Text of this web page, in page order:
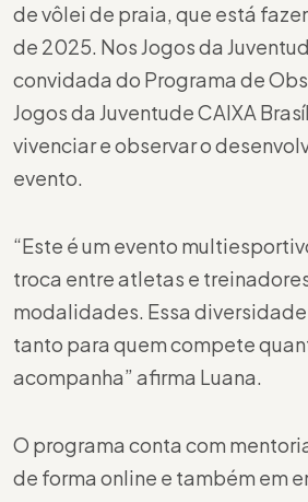
de vôlei de praia, que está
de 2025. Nos Jogos da
convidada do Programa de
Jogos da Juventude CAIXA
vivenciar e observar o
evento.
“Este é um evento
troca entre atletas e
modalidades. Essa
tanto para quem compete
acompanha” afirma Luana.
O programa conta com
de forma online e também em